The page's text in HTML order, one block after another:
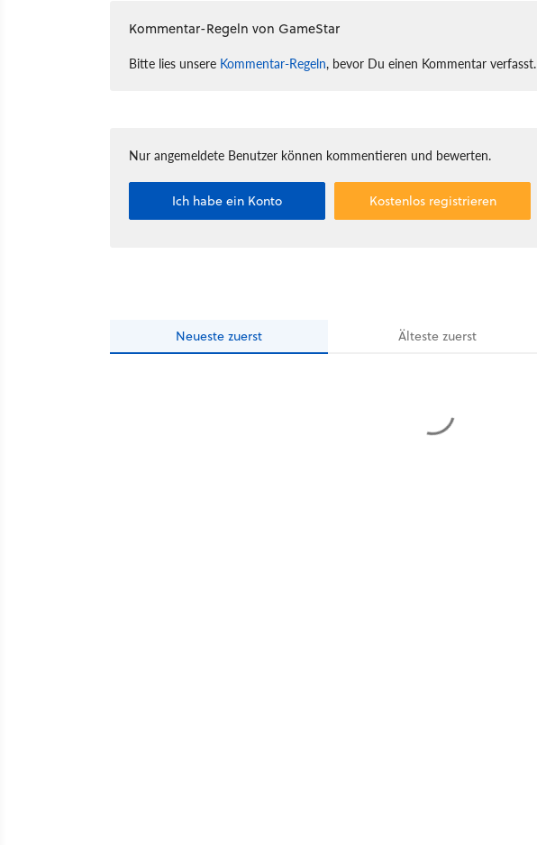
Kommentar-Regeln von GameStar
Bitte lies unsere Kommentar-Regeln, bevor Du einen Kommentar verfasst.
Nur angemeldete Benutzer können kommentieren und bewerten.
Ich habe ein Konto Kostenlos registrieren
Neueste zuerst Ältestezuerst